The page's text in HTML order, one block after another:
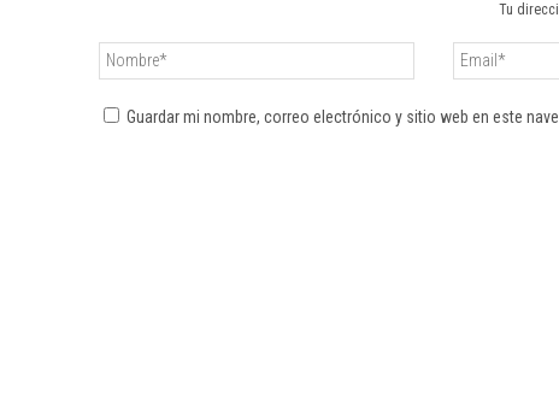
Tu
Guardar mi nombre, correo electrónico y sitio web en este